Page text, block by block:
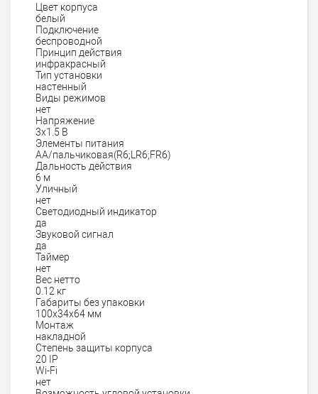
Цвет корпуса
белый
Подключение
беспроводной
Принцип действия
инфракрасный
Тип установки
настенный
Виды режимов
нет
Напряжение
3х1.5 В
Элементы питания
AA/пальчиковая(R6;LR6;FR6)
Дальность действия
6 м
Уличный
нет
Светодиодный индикатор
да
Звуковой сигнал
да
Таймер
нет
Вес нетто
0.12 кг
Габариты без упаковки
100х34х64 мм
Монтаж
накладной
Степень защиты корпуса
20 IP
Wi-Fi
нет